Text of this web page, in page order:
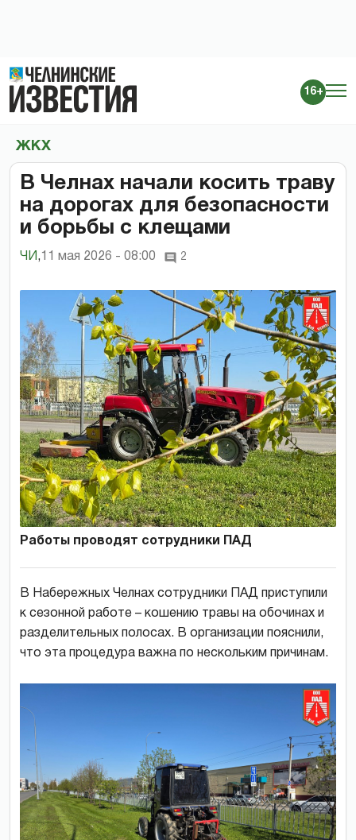
16+
ЖКХ
В Челнах начали косить траву
на дорогах для безопасности
и борьбы с клещами
ЧИ , 11 мая 2026 - 08:00 2
Работы проводят сотрудники ПАД
В Набережных Челнах сотрудники ПАД приступили
к сезонной работе – кошению травы на обочинах и
разделительных полосах. В организации пояснили,
что эта процедура важна по нескольким причинам.